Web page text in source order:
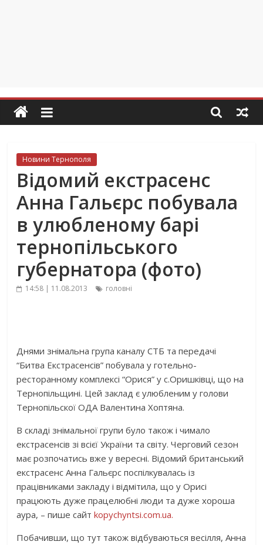
Новини Тернополя
Відомий екстрасенс
Анна Гальєрс побувала
в улюбленому барі
тернопільського
губернатора (фото)
14:58 | 11.08.2013 головні
Днями знімальна група каналу СТБ та передачі
“Битва Екстрасенсів” побувала у готельно-
ресторанному комплексі “Орися” у с.Оришківці, що на
Тернопільщині. Цей заклад є улюбленим у голови
Тернопільскої ОДА Валентина Хоптяна.
В складі знімальної групи було також і чимало
екстрасенсів зі всієї України та світу. Черговий сезон
має розпочатись вже у вересні. Відомий британський
екстрасенс Анна Гальєрс поспілкувалась із
працівниками закладу і відмітила, що у Орисі
працюють дуже працелюбні люди та дуже хороша
аура, – пише сайтkopychyntsi.com.uа.
Побачивши, що тут також відбуваються весілля, Анна